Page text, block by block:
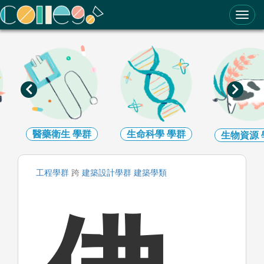
ColleGo! 大學選才與高中育才輔助系統
醫藥衛生 學群 生命科學 學群 生物資源
工程學群 跨 建築設計學群 建築學類